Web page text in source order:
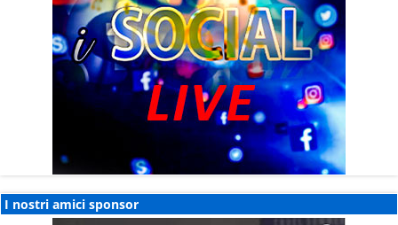
I nostri amici sponsor